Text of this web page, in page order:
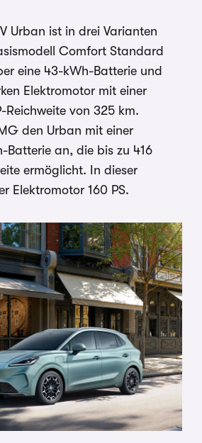
Urban ist in drei Varianten
Comfort Standard
eine 43-kWh-Batterie und
Elektromotor mit einer
Reichweite von 325 km.
den Urban mit einer
Batterie an, die bis zu 416
ermöglicht. In dieser
Elektromotor 160 PS.